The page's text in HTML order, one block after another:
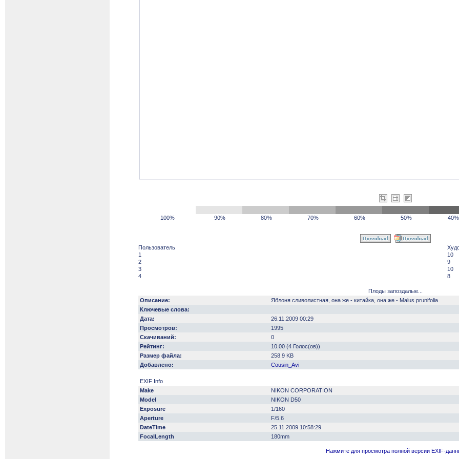
100% 90% 80% 70% 60% 50% 40%
Пользователь
1
10
2
9
3
10
4
8
Плоды запоздалые...
Описание:
Яблоня сливолистная, она же - китайка, она же - Malus prunifolia
Ключевые слова:
Дата:
26.11.2009 00:29
Просмотров:
1995
Скачиваний:
0
Рейтинг:
10.00 (4 Голос(ов))
Размер файла:
258.9 KB
Добавлено:
Cousin_Avi
EXIF Info
Make
NIKON CORPORATION
Model
NIKON D50
Exposure
1/160
Aperture
F/5.6
DateTime
25.11.2009 10:58:29
FocalLength
180mm
Нажмите для просмотра полной версии EXIF-